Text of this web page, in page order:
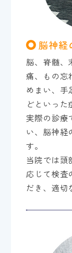
脳神経
脳、脊髄、
痛、もの忘
めまい、手
どといった
実際の診療
い、脳神経
す。
当院では頭
応じて検査
だき、適切